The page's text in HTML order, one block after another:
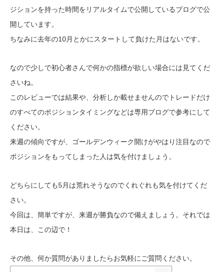
ジションを持った時間をリアルタイムで公開しているブログで公
開しています。
ちなみに去年の10月とかにスタートして負けた月はないです。
なので少しで初心者さんで何かの指標が欲しい場合には見てくだ
さいね。
このレビューでは結果や、分析しか載せませんのでトレードだけ
のすべてのポジションタイミングなどは専用ブログで参考にして
ください。
来週の傾向ですが、ゴールデンウィーク開けがやはり注目なので
ポジションをもってしまった人は気を付けましょう。
どちらにしても5月は荒れそうなのでくれぐれも気を付けてくだ
さい。
今回は、簡単ですが、来週が勝負なので備えましょう。それでは
本日は、この辺で！
その他、何か質問がありましたらお気軽にご質問ください。